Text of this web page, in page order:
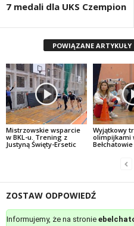
7 medali dla UKS Czempion
POWIĄZANE ARTYKUŁY
Mistrzowskie wsparcie
w BKL-u. Trening z
Justyną Święty-Ersetic
Wyjątkowy
olimpijkami
Bełchatowie
ZOSTAW ODPOWIEDŹ
Informujemy, że na stronie